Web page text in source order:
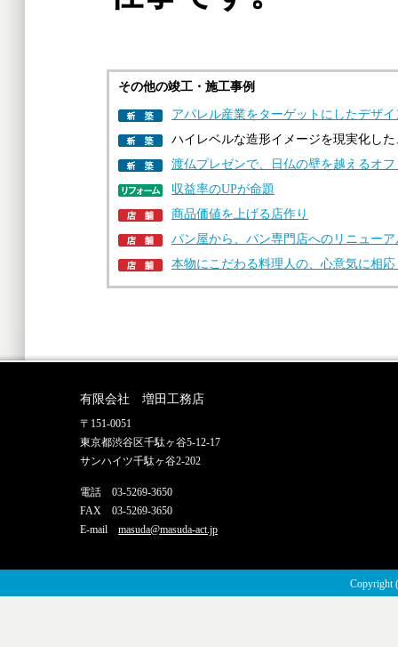
その他の竣工・施工事例
アパレル産業をターゲットにしたデザ
ハイレベルな造形イメージを現実化し
渡仏プレゼンで、日仏の壁を越えるオ
収益率のUPが命題
商品価値を上げる店作り
パン屋から、パン専門店へのリニューア
本物にこだわる料理人の、心意気に相
有限会社 増田工務店
〒151-0051
東京都渋谷区千駄ヶ谷5-12-17
サンハイツ千駄ヶ谷2-202
電話 03-5269-3650
FAX 03-5269-3650
E-mail masuda@masuda-act.jp
Copyright